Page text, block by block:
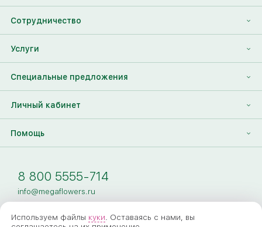
8 800 5555-714
info@megaflowers.ru
О нас
Контакты
Видеогалерея
Новости
Сотрудничество
Франшиза
Партнеры Megaflowers
Услуги
Найти друга
Доставка цветов за границу
Специальные предложения
Накопительные скидки
Личный кабинет
Вход
Помощь
Оплата
Гарантии
Используем файлы куки. Оставаясь с нами, вы